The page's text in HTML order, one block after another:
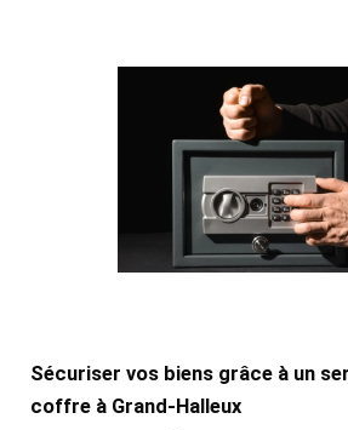
Sécuriser vos biens grâce à un
coffre à Grand-Halleux